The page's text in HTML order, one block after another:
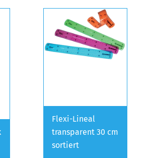
Flexi-Lineal
transparent 30 cm
sortiert